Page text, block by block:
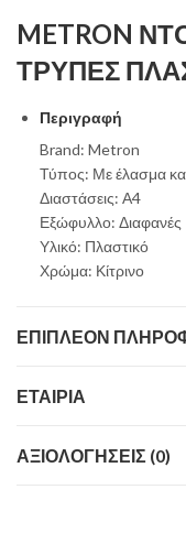
METRON
ΤΡΥΠΕΣ
Περιγραφή
Brand: Metron
Τύπος: Με έλασμα
Διαστάσεις: Α4
Εξώφυλλο: Διαφανές
Υλικό: Πλαστικό
Χρώμα: Κίτρινο
ΕΠΙΠΛΈΟΝ
ΕΤΑΙΡΊΑ
ΑΞΙΟΛΟΓΉΣΕΙΣ (0)